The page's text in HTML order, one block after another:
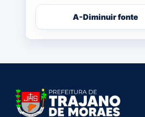
A-Diminuir fonte